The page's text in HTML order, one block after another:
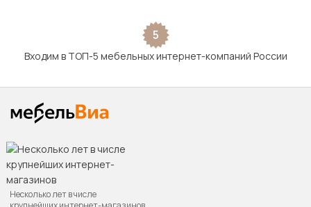
5
Входим в ТОП-5 мебельных интернет-компаний России
Несколько лет в числе